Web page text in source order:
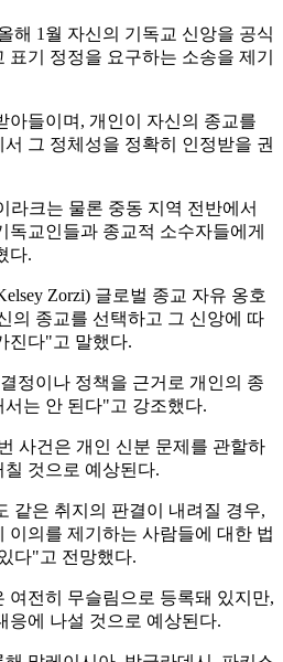
해 1월 자신의 기독교 신앙을 공식
기 정정을 요구하는 소송을 제기
아들이며, 개인이 자신의 종교를
그 정체성을 정확히 인정받을 권
라크는 물론 중동 지역 전반에서
독교인들과 종교적 소수자들에게
다.
Zorzi) 글로벌 종교 자유 옹호
의 종교를 선택하고 그 신앙에 따
진다"고 말했다.
정이나 정책을 근거로 개인의 종
는 안 된다"고 강조했다.
사건은 개인 신분 문제를 관할하
것으로 예상된다.
같은 취지의 판결이 내려질 경우,
이의를 제기하는 사람들에 대한 법
다"고 전망했다.
여전히 무슬림으로 등록돼 있지만,
응에 나설 것으로 예상된다.